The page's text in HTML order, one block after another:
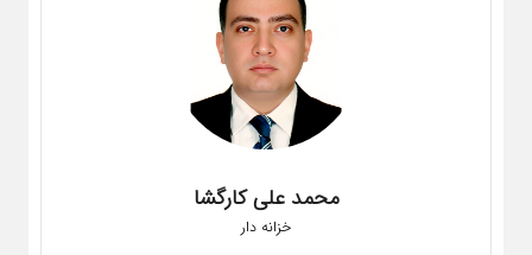
محمد علی کارگشا
خزانه دار